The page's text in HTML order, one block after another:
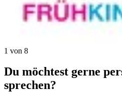
1 von 8
Du möchtest gerne
sprechen?